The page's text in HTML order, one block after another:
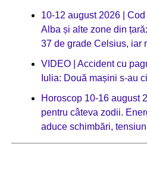
10-12 august 2026 |
Alba și alte zone din
37 de grade Celsius, iar
VIDEO | Accident cu
Iulia: Două mașini s-au
Horoscop 10-16 august
pentru câteva zodii.
aduce schimbări,